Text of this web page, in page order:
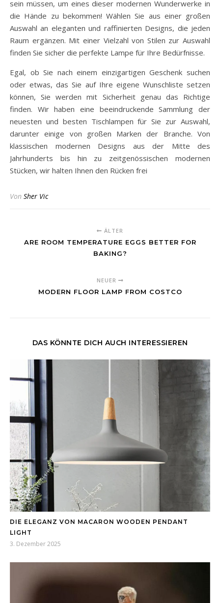
sein müssen, um eines dieser modernen Wunderwerke in
die Hände zu bekommen! Wählen Sie aus einer großen
Auswahl an eleganten und raffinierten Designs, die jeden
Raum ergänzen. Mit einer Vielzahl von Stilen zur Auswahl
finden Sie sicher die perfekte Lampe für Ihre Bedürfnisse.
Egal, ob Sie nach einem einzigartigen Geschenk suchen
oder etwas, das Sie auf Ihre eigene Wunschliste setzen
können, Sie werden mit Sicherheit genau das Richtige
finden. Wir haben eine beeindruckende Sammlung der
neuesten und besten Tischlampen für Sie zur Auswahl,
darunter einige von großen Marken der Branche. Von
klassischen modernen Designs aus der Mitte des
Jahrhunderts bis hin zu zeitgenössischen modernen
Stücken, wir halten Ihnen den Rücken frei
Von Sher Vic
ÄLTER
ARE ROOM TEMPERATURE EGGS BETTER FOR
BAKING?
NEUER
MODERN FLOOR LAMP FROM COSTCO
DAS KÖNNTE DICH AUCH INTERESSIEREN
DIE ELEGANZ VON MACARON WOODEN PENDANT
LIGHT
3. Dezember 2025